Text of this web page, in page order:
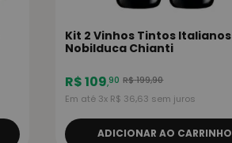
Kit 2 Vinhos Tintos Italianos
Nobilduca Chianti
R$109,90 R$199,90
Em até 3x R$ 36,63 sem juros
ADICIONAR AO CARRINHO